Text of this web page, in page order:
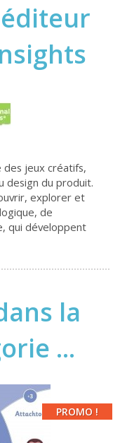
des jeux créatifs,
design du produit.
explorer et
de
qui développent
la
...
PROMO !